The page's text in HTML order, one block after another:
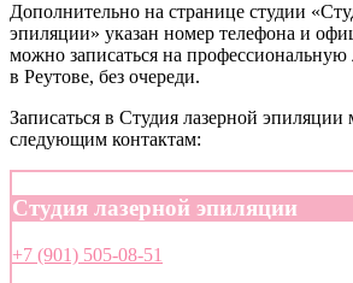
Дополнительно на странице студии
эпиляции» указан номер телефона и
можно записаться на
в Реутове, без очереди.
Записаться в Студия лазерной
следующим контактам:
Студия лазерной эпиляции
+7 (901) 505-08-51